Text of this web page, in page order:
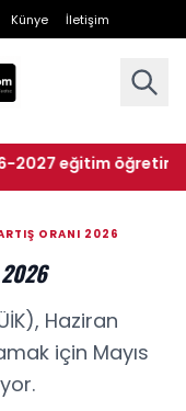
Künye İletişim
eğitim öğretim
ORANI 2026
Haziran
için Mayıs